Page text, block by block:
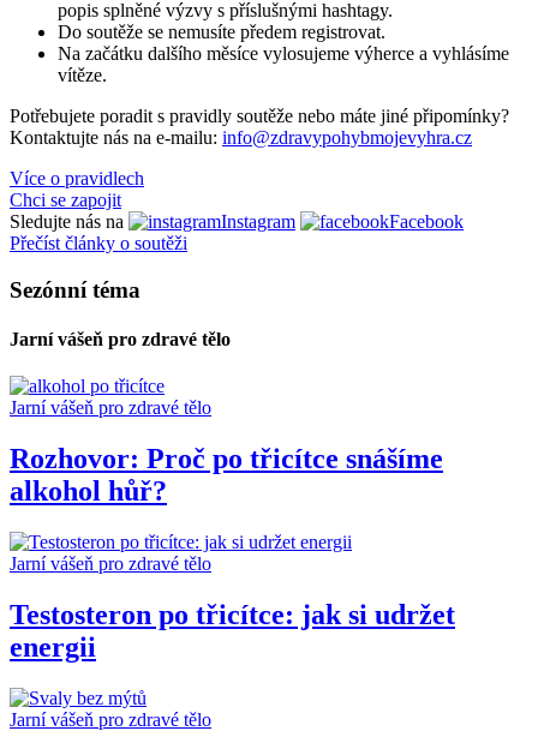
popis splněné výzvy s příslušnými hashtagy.
Do soutěže se nemusíte předem registrovat.
Na začátku dalšího měsíce vylosujeme výherce a vyhlásíme
vítěze.
Potřebujete poradit s pravidly soutěže nebo máte jiné připomínky?
Kontaktujte nás na e-mailu: info@zdravypohybmojevyhra.cz
Více o pravidlech
Chci se zapojit
Sledujte nás na
Instagram
Facebook
Přečíst články o soutěži
Sezónní téma
Jarní vášeň pro zdravé tělo
Jarní vášeň pro zdravé tělo
Rozhovor: Proč po třicítce snášíme
alkohol hůř?
Jarní vášeň pro zdravé tělo
Testosteron po třicítce: jak si udržet
energii
Jarní vášeň pro zdravé tělo